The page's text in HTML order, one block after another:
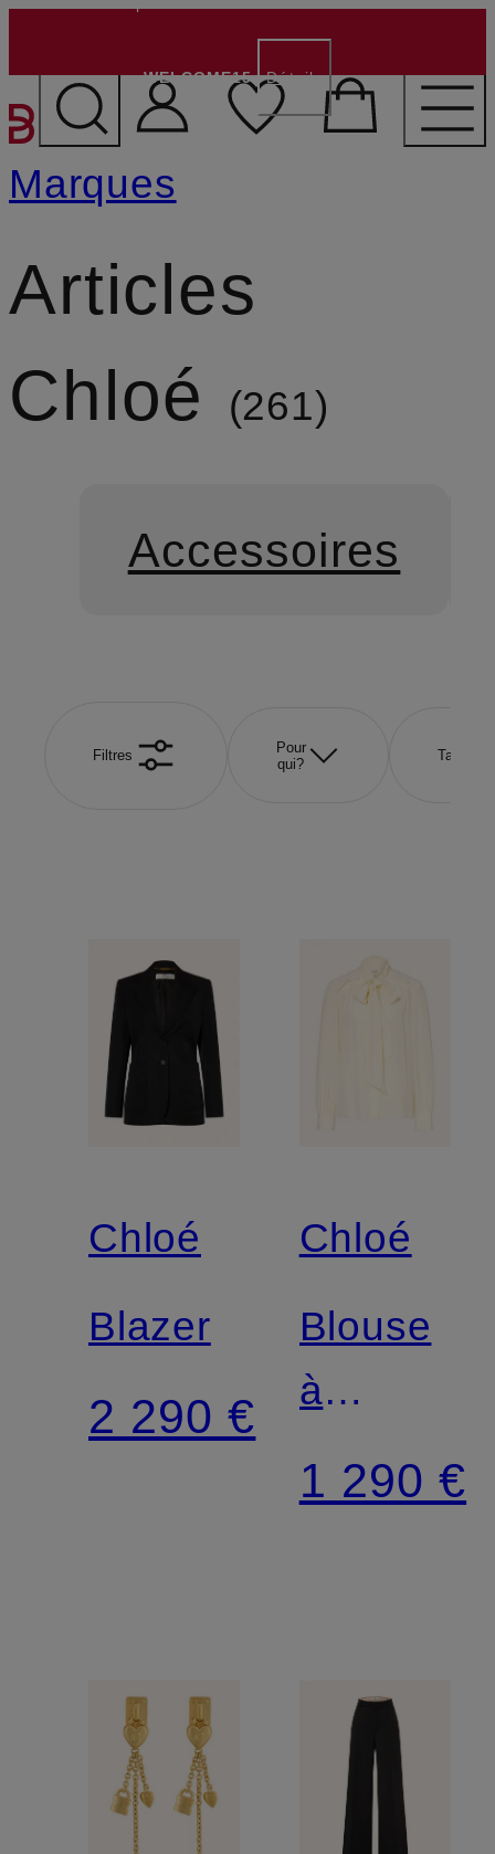
PASSER AU CONTENU
WELCOME15 Détails
Marques
Articles
Chloé
261
Accessoires
Filtres
Pour
qui?
Taille
Chloé
Blazer
2 290 €
Chloé
Blouse
à
lavallière
en soie
1 290 €